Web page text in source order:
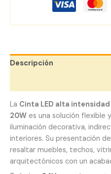
Descripción
La Cinta LED alta
20W es una solución flexible
iluminación decorativa,
interiores. Su presentación
resaltar muebles, techos,
arquitectónicos con un